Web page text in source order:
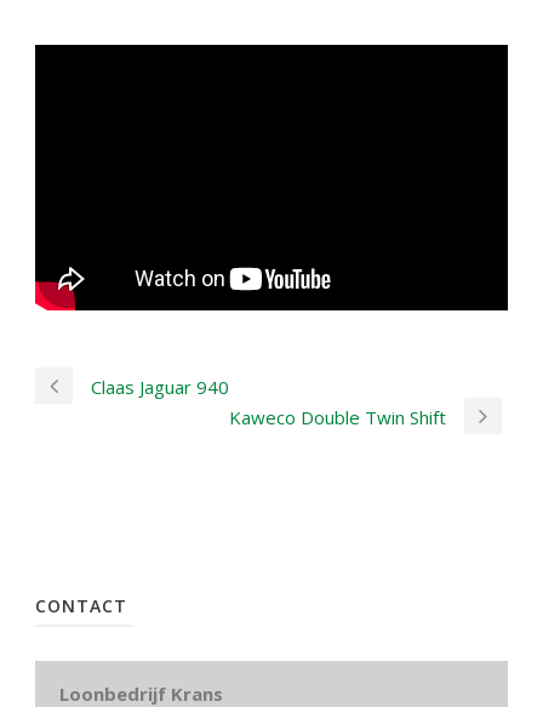
Claas Jaguar 940
Kaweco Double Twin Shift
CONTACT
Loonbedrijf Krans